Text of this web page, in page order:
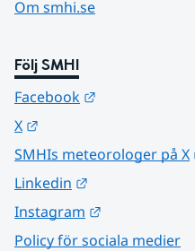
Om smhi.se
Följ SMHI
Facebook
X
SMHIs meteorologer på X
Linkedin
Instagram
Policy för sociala medier